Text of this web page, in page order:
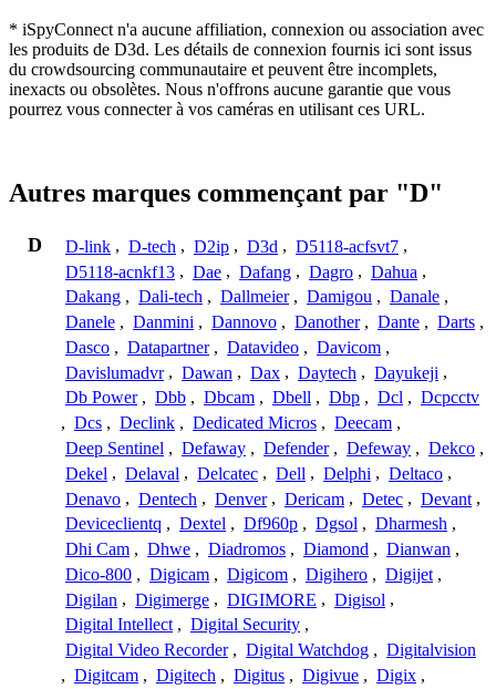
* iSpyConnect n'a aucune affiliation, connexion ou association avec
les produits de D3d. Les détails de connexion fournis ici sont issus
du crowdsourcing communautaire et peuvent être incomplets,
inexacts ou obsolètes. Nous n'offrons aucune garantie que vous
pourrez vous connecter à vos caméras en utilisant ces URL.
Autres marques commençant par "D"
D D-link , D-tech , D2ip , D3d , D5118-acfsvt7 ,
D5118-acnkf13 , Dae , Dafang , Dagro , Dahua ,
Dakang , Dali-tech , Dallmeier , Damigou , Danale ,
Danele , Danmini , Dannovo , Danother , Dante , Darts ,
Dasco , Datapartner , Datavideo , Davicom ,
Davislumadvr , Dawan , Dax , Daytech , Dayukeji ,
Db Power , Dbb , Dbcam , Dbell , Dbp , Dcl , Dcpcctv
, Dcs , Declink , Dedicated Micros , Deecam ,
Deep Sentinel , Defaway , Defender , Defeway , Dekco ,
Dekel , Delaval , Delcatec , Dell , Delphi , Deltaco ,
Denavo , Dentech , Denver , Dericam , Detec , Devant ,
Deviceclientq , Dextel , Df960p , Dgsol , Dharmesh ,
Dhi Cam , Dhwe , Diadromos , Diamond , Dianwan ,
Dico-800 , Digicam , Digicom , Digihero , Digijet ,
Digilan , Digimerge , DIGIMORE , Digisol ,
Digital Intellect , Digital Security ,
Digital Video Recorder , Digital Watchdog , Digitalvision
, Digitcam , Digitech , Digitus , Digivue , Digix ,